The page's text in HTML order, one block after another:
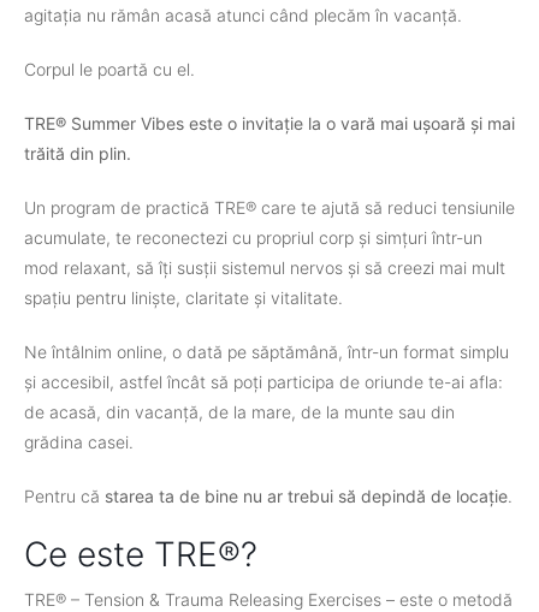
agitația nu rămân acasă atunci când plecăm în vacanță.
Corpul le poartă cu el.
TRE® Summer Vibes este o invitație la o vară mai ușoară și mai
trăită din plin.
Un program de practică TRE® care te ajută să reduci tensiunile
acumulate, te reconectezi cu propriul corp și simțuri într-un
mod relaxant, să îți susții sistemul nervos și să creezi mai mult
spațiu pentru liniște, claritate și vitalitate.
Ne întâlnim online, o dată pe săptămână, într-un format simplu
și accesibil, astfel încât să poți participa de oriunde te-ai afla:
de acasă, din vacanță, de la mare, de la munte sau din
grădina casei.
Pentru că starea ta de bine nu ar trebui să depindă de locație.
Ce este TRE®?
TRE® – Tension & Trauma Releasing Exercises – este o metodă